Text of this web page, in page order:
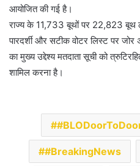
आयोजित की गई है।
राज्य के 11,733 बूथों पर 22,823 बूथ
पारदर्शी और सटीक वोटर लिस्ट पर
का मुख्य उद्देश्य मतदाता सूची को
शामिल करना है।
#BreakingNews